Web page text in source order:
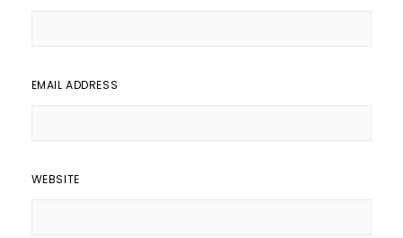
EMAIL ADDRESS
WEBSITE